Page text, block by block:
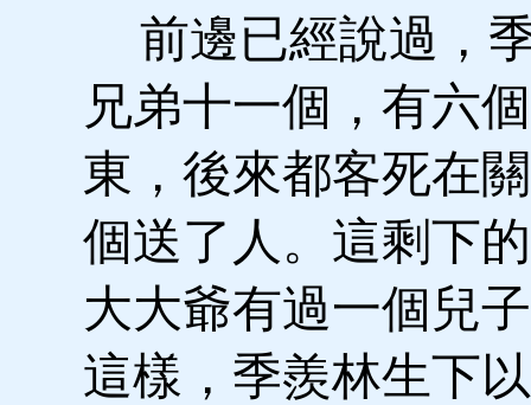
前邊已經說過，
兄弟十一個，有六
東，後來都客死在
個送了人。這剩下
大大爺有過一個兒
這樣，季羨林生下